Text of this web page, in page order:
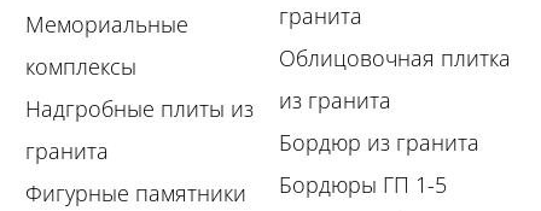
Мемориальные
комплексы
Надгробные плиты из
гранита
Фигурные памятники
гранита
Облицовочная плитка
из гранита
Бордюр из гранита
Бордюры ГП 1-5